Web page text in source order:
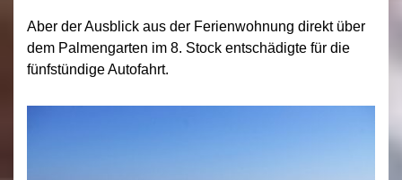
Aber der Ausblick aus der Ferienwohnung direkt über
dem Palmengarten im 8. Stock entschädigte für die
fünfstündige Autofahrt.